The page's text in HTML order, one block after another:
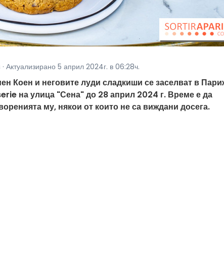
Актуализирано 5 април 2024г. в 06:28ч.
Коен и неговите луди сладкиши се заселват в
на улица "Сена" до 28 април 2024 г. Време е да
му, някои от които не са виждани досега.